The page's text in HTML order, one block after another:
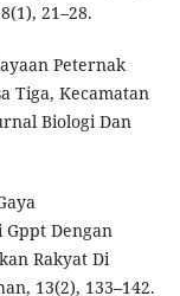
21–28.
Peternak
Tiga, Kecamatan
Biologi Dan
Dengan
Rakyat Di
13(2), 133–142.